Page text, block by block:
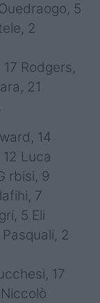
5
2
Rodgers,
21
14
Luca
rbisi, 9
7
5 Eli
2
17